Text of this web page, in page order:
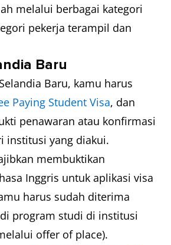
melalui berbagai kategori
pekerja terampil dan
Baru
Baru, kamu harus
Paying Student Visa, dan
penawaran atau konfirmasi
institusi yang diakui.
membuktikan
Inggris untuk aplikasi visa
harus sudah diterima
program studi di institusi
offer of place).